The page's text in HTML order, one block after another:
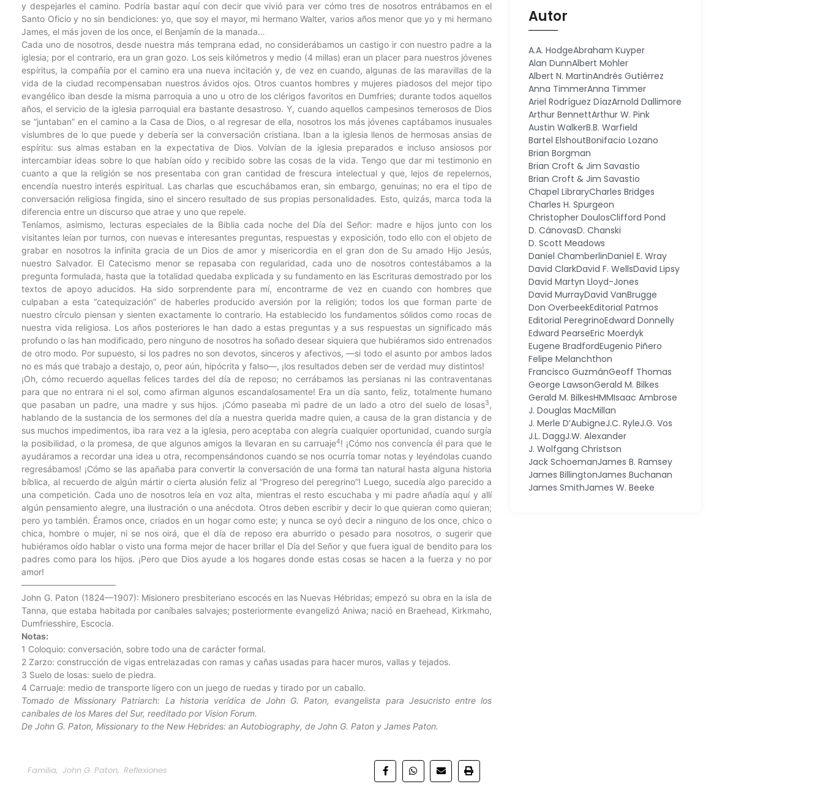
y despejarles el camino. Podría bastar aquí con decir que vivió para ver cómo tres de nosotros entrábamos en el
Santo Oficio y no sin bendiciones: yo, que soy el mayor, mi hermano Walter, varios años menor que yo y mi hermano
James, el más joven de los once, el Benjamín de la manada…
Cada uno de nosotros, desde nuestra más temprana edad, no considerábamos un castigo ir con nuestro padre a la
iglesia; por el contrario, era un gran gozo. Los seis kilómetros y medio (4 millas) eran un placer para nuestros jóvenes
espíritus, la compañía por el camino era una nueva incitación y, de vez en cuando, algunas de las maravillas de la
vida de la ciudad recompensaban nuestros ávidos ojos. Otros cuantos hombres y mujeres piadosos del mejor tipo
evangélico iban desde la misma parroquia a uno u otro de los clérigos favoritos en Dumfries; durante todos aquellos
años, el servicio de la iglesia parroquial era bastante desastroso. Y, cuando aquellos campesinos temerosos de Dios
se “juntaban” en el camino a la Casa de Dios, o al regresar de ella, nosotros los más jóvenes captábamos inusuales
vislumbres de lo que puede y debería ser la conversación cristiana. Iban a la iglesia llenos de hermosas ansias de
espíritu: sus almas estaban en la expectativa de Dios. Volvían de la iglesia preparados e incluso ansiosos por
intercambiar ideas sobre lo que habían oído y recibido sobre las cosas de la vida. Tengo que dar mi testimonio en
cuanto a que la religión se nos presentaba con gran cantidad de frescura intelectual y que, lejos de repelernos,
encendía nuestro interés espiritual. Las charlas que escuchábamos eran, sin embargo, genuinas; no era el tipo de
conversación religiosa fingida, sino el sincero resultado de sus propias personalidades. Esto, quizás, marca toda la
diferencia entre un discurso que atrae y uno que repele.
Teníamos, asimismo, lecturas especiales de la Biblia cada noche del Día del Señor: madre e hijos junto con los
visitantes leían por turnos, con nuevas e interesantes preguntas, respuestas y exposición, todo ello con el objeto de
grabar en nosotros la infinita gracia de un Dios de amor y misericordia en el gran don de Su amado Hijo Jesús,
nuestro Salvador. El Catecismo menor se repasaba con regularidad, cada uno de nosotros contestábamos a la
pregunta formulada, hasta que la totalidad quedaba explicada y su fundamento en las Escrituras demostrado por los
textos de apoyo aducidos. Ha sido sorprendente para mí, encontrarme de vez en cuando con hombres que
culpaban a esta “catequización” de haberles producido aversión por la religión; todos los que forman parte de
nuestro círculo piensan y sienten exactamente lo contrario. Ha establecido los fundamentos sólidos como rocas de
nuestra vida religiosa. Los años posteriores le han dado a estas preguntas y a sus respuestas un significado más
profundo o las han modificado, pero ninguno de nosotros ha soñado desear siquiera que hubiéramos sido entrenados
de otro modo. Por supuesto, si los padres no son devotos, sinceros y afectivos, —si todo el asunto por ambos lados
no es más que trabajo a destajo, o, peor aún, hipócrita y falso—, ¡los resultados deben ser de verdad muy distintos!
¡Oh, cómo recuerdo aquellas felices tardes del día de reposo; no cerrábamos las persianas ni las contraventanas
para que no entrara ni el sol, como afirman algunos escandalosamente! Era un día santo, feliz, totalmente humano
que pasaban un padre, una madre y sus hijos. ¡Cómo paseaba mi padre de un lado a otro del suelo de losas3,
hablando de la sustancia de los sermones del día a nuestra querida madre quien, a causa de la gran distancia y de
sus muchos impedimentos, iba rara vez a la iglesia, pero aceptaba con alegría cualquier oportunidad, cuando surgía
la posibilidad, o la promesa, de que algunos amigos la llevaran en su carruaje4! ¡Cómo nos convencía él para que le
ayudáramos a recordar una idea u otra, recompensándonos cuando se nos ocurría tomar notas y leyéndolas cuando
regresábamos! ¡Cómo se las apañaba para convertir la conversación de una forma tan natural hasta alguna historia
bíblica, al recuerdo de algún mártir o cierta alusión feliz al “Progreso del peregrino”! Luego, sucedía algo parecido a
una competición. Cada uno de nosotros leía en voz alta, mientras el resto escuchaba y mi padre añadía aquí y allí
algún pensamiento alegre, una ilustración o una anécdota. Otros deben escribir y decir lo que quieran como quieran;
pero yo también. Éramos once, criados en un hogar como este; y nunca se oyó decir a ninguno de los once, chico o
chica, hombre o mujer, ni se nos oirá, que el día de reposo era aburrido o pesado para nosotros, o sugerir que
hubiéramos oído hablar o visto una forma mejor de hacer brillar el Día del Señor y que fuera igual de bendito para los
padres como para los hijos. ¡Pero que Dios ayude a los hogares donde estas cosas se hacen a la fuerza y no por
amor!
———————————
John G. Paton (1824—1907): Misionero presbiteriano escocés en las Nuevas Hébridas; empezó su obra en la isla de
Tanna, que estaba habitada por caníbales salvajes; posteriormente evangelizó Aniwa; nació en Braehead, Kirkmaho,
Dumfriesshire, Escocia.
Notas:
1 Coloquio: conversación, sobre todo una de carácter formal.
2 Zarzo: construcción de vigas entrelazadas con ramas y cañas usadas para hacer muros, vallas y tejados.
3 Suelo de losas: suelo de piedra.
4 Carruaje: medio de transporte ligero con un juego de ruedas y tirado por un caballo.
Tomado de Missionary Patriarch: La historia verídica de John G. Paton, evangelista para Jesucristo entre los
caníbales de los Mares del Sur, reeditado por Vision Forum.
De John G. Paton, Missionary to the New Hebrides: an Autobiography, de John G. Paton y James Paton.
Familia, John G. Paton, Reflexiones
Autor
A.A. HodgeAbraham Kuyper
Alan DunnAlbert Mohler
Albert N. MartinAndrés Gutiérrez
Anna TimmerAnna Timmer
Ariel Rodríguez DíazArnold Dallimore
Arthur BennettArthur W. Pink
Austin WalkerB.B. Warfield
Bartel ElshoutBonifacio Lozano
Brian Borgman
Brian Croft & Jim Savastio
Brian Croft & Jim Savastio
Chapel LibraryCharles Bridges
Charles H. Spurgeon
Christopher DoulosClifford Pond
D. CánovasD. Chanski
D. Scott Meadows
Daniel ChamberlinDaniel E. Wray
David ClarkDavid F. WellsDavid Lipsy
David Martyn Lloyd-Jones
David MurrayDavid VanBrugge
Don OverbeekEditorial Patmos
Editorial PeregrinoEdward Donnelly
Edward PearseEric Moerdyk
Eugene BradfordEugenio Piñero
Felipe Melanchthon
Francisco GuzmánGeoff Thomas
George LawsonGerald M. Bilkes
Gerald M. BilkesHMMIsaac Ambrose
J. Douglas MacMillan
J. Merle D’AubigneJ.C. RyleJ.G. Vos
J.L. DaggJ.W. Alexander
J. Wolfgang Christson
Jack SchoemanJames B. Ramsey
James BillingtonJames Buchanan
James SmithJames W. Beeke